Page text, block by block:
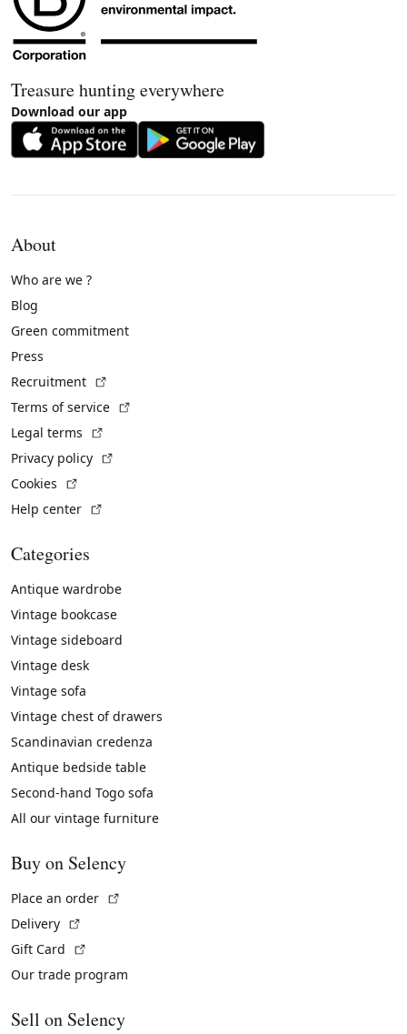
Treasure hunting everywhere
Download our app
About
Who are we ?
Blog
Green commitment
Press
Recruitment
Terms of service
Legal terms
Privacy policy
Cookies
Help center
Categories
Antique wardrobe
Vintage bookcase
Vintage sideboard
Vintage desk
Vintage sofa
Vintage chest of drawers
Scandinavian credenza
Antique bedside table
Second-hand Togo sofa
All our vintage furniture
Buy on Selency
Place an order
Delivery
Gift Card
Our trade program
Sell on Selency